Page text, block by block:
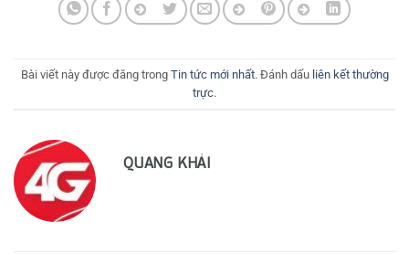
Bài viết này được đăng trong Tin tức mới nhất. Đánh dấu liên kết thường
trực.
QUANG KHẢI